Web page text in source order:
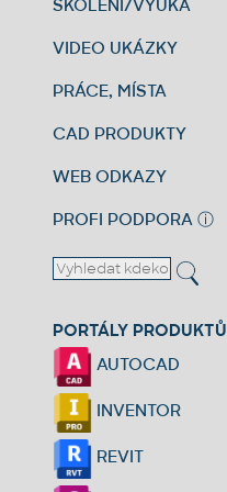
ŠKOLENÍ/VÝUKA
VIDEO UKÁZKY
PRÁCE, MÍSTA
CAD PRODUKTY
WEB ODKAZY
PROFI PODPORA ⓘ
PORTÁLY PRODUKTŮ
AUTOCAD
INVENTOR
REVIT